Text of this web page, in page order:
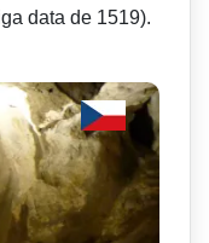
data de 1519).